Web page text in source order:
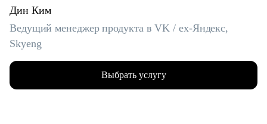
Дин Ким
Ведущий менеджер продукта в VK / ex-Яндекс,
Skyeng
Выбрать услугу